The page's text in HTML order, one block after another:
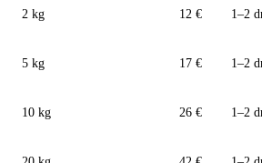
2 kg 12 € 1–2
5 kg 17 € 1–2
10 kg 26 € 1–2